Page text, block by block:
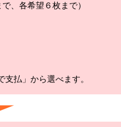
、各希望６枚まで）
払」から選べます。